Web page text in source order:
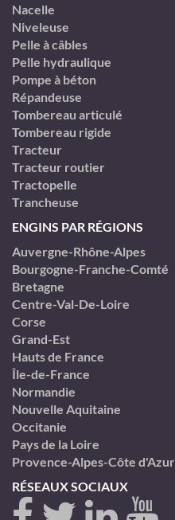
Nacelle
Niveleuse
Pelle à câbles
Pelle hydraulique
Pompe à béton
Répandeuse
Tombereau articulé
Tombereau rigide
Tracteur
Tracteur routier
Tractopelle
Trancheuse
ENGINS PAR RÉGIONS
Auvergne-Rhône-Alpes
Bourgogne-Franche-Comté
Bretagne
Centre-Val-De-Loire
Corse
Grand-Est
Hauts de France
Île-de-France
Normandie
Nouvelle Aquitaine
Occitanie
Pays de la Loire
Provence-Alpes-Côte d'Azur
RÉSEAUX SOCIAUX